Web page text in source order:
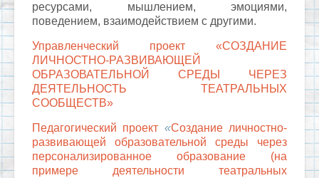
ресурсами, мышлением, эмоциями,
поведением, взаимодействием с другими.
Управленческий проект «СОЗДАНИЕ
ЛИЧНОСТНО-РАЗВИВАЮЩЕЙ
ОБРАЗОВАТЕЛЬНОЙ СРЕДЫ ЧЕРЕЗ
ДЕЯТЕЛЬНОСТЬ ТЕАТРАЛЬНЫХ
СООБЩЕСТВ»
Педагогический проект «Создание личностно-
развивающей образовательной среды через
персонализированное образование (на
примере деятельности театральных